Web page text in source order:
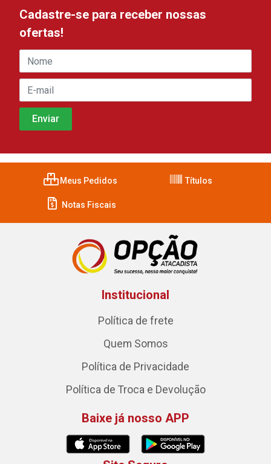
Cadastre-se para receber nossas
ofertas!
Meus Pedidos Títulos
Notas Fiscais
Institucional
Política de frete
Quem Somos
Política de Privacidade
Política de Troca e Devolução
Baixe já nosso APP